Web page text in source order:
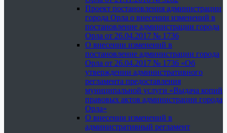
Проект постановления администрации
города Орла о внесении изменений в
постановление администрации города
Орла от 26.04.2017 № 1736
О внесении изменений в
постановление администрации города
Орла от 26.04.2017 № 1736 «Об
утверждении административного
регламента предоставления
муниципальной услуги «Выдача копий
правовых актов администрации города
Орла»
О внесении изменений в
административный регламент